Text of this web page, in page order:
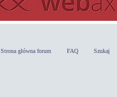
Strona główna forum FAQ Szukaj